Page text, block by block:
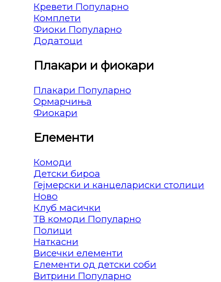
Кревети
Комплети
Фиоки
Додатоци
Плакари и фиокари
Плакари
Ормарчиња
Фиокари
Елементи
Комоди
Детски бироа
Гејмерски и канцелариски столици
Клуб масички
ТВ комоди
Полици
Наткасни
Висечки елементи
Елементи од детски соби
Витрини